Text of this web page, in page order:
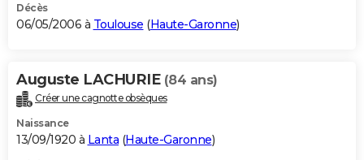
Décès
06/05/2006 à Toulouse (Haute-Garonne)
Auguste LACHURIE (84 ans)
Créer une cagnotte obsèques
Naissance
13/09/1920 à Lanta (Haute-Garonne)